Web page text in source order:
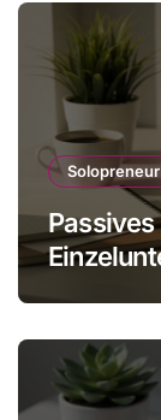
Solopreneur